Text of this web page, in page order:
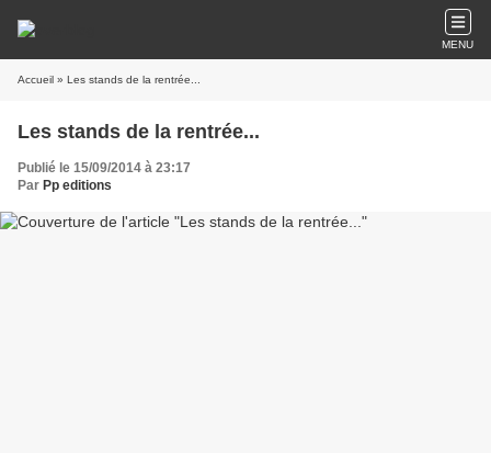
MENU
Accueil » Les stands de la rentrée...
Les stands de la rentrée...
Publié le 15/09/2014 à 23:17
Par Pp editions